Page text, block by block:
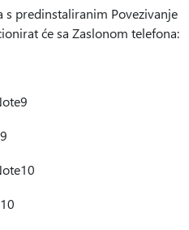
predinstaliranim Povezivanje
će sa Zaslonom telefona: